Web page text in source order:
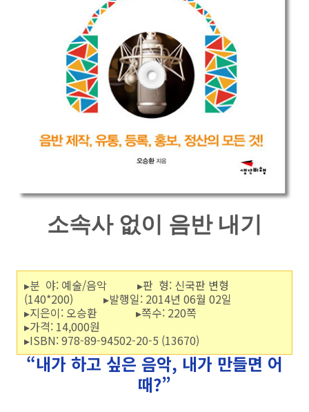
소속사 없이 음반 내기
▸분 야: 예술/음악 ▸판 형: 신국판 변형
(140*200) ▸발행일: 2014년 06월 02일
▸지은이: 오승환 ▸쪽수: 220쪽
▸가격: 14,000원
▸ISBN: 978-89-94502-20-5 (13670)
“내가 하고 싶은 음악, 내가 만들면 어
때?”